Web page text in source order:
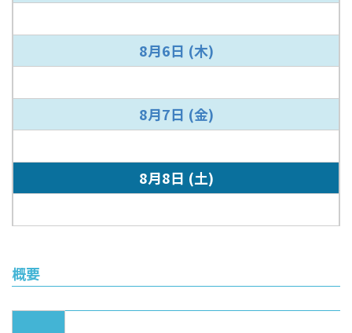
8月6日 (木)
8月7日 (金)
8月8日 (土)
概要